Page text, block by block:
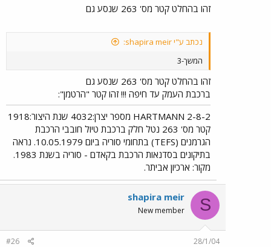
זהו בהחלט קטר מס' 263 שנסע גם
נכתב ע"י shapira meir:
המשך-3
זהו בהחלט קטר מס' 263 שנסע גם
ברכבת העמק עד חיפה !!! זהו קטר "הרטמן":
HARTMANN 2-8-2 מספר יצרן:4032 שנת היצור:1918
קטר מס' 263 נטל חלק ברכבת טיול חובבי הרכבת
הגרמנים (TEFS) בתחומי סוריה ביום 10.05.1979. נראה
בתיקונים בסדנאות הרכבת בקאדם - סוריה בשנת 1983.
מקור: ארכיון אביתר.
S
shapira meir
New member
28/1/04
#26